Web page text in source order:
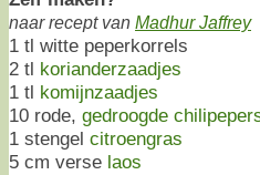
naar recept van Madhur Jaffrey
1 tl witte peperkorrels
2 tl korianderzaadjes
1 tl komijnzaadjes
10 rode, gedroogde
1 stengel citroengras
5 cm verse laos